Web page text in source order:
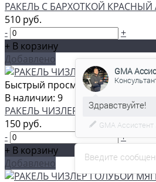
РАКЕЛЬ С БАРХОТКОЙ КРАСНЫЙ
510 руб.
-
+
+ В корзину
Добавлено
Быстрый просмотр
В наличии: 9
РАКЕЛЬ ЧИЗЛЕР БЕЛЫЙ WHITE
150 руб.
-
+
+ В корзину
Добавлено
Введите
GMA
С
выборе товара.